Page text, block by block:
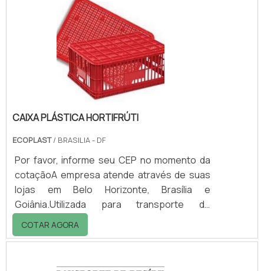
extremamente recorrente, da qual a maioria
das corporações de pequeno e grande
porte não possuem o conhecimento
adequado para a coleta e descarte de cada
tipo de resíduo produzido, seja sólido, líquido,
CAIXA PLÁSTICA HORTIFRÚTI
ECOPLAST/ BRASILIA - DF
Por favor, informe seu CEP no momento da
cotaçãoA empresa atende através de suas
lojas em Belo Horizonte, Brasília e
Goiânia.Utilizada para transporte de
legumes, verduras e frutas, a caixa plástica
hortifruti é fabricada em PEAD (Polietileno de
quedas ou impactos. Possibilitando que a
COTAR AGORA